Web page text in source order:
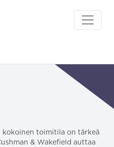
kokoinen toimitila on tärkeä
& Wakefield auttaa